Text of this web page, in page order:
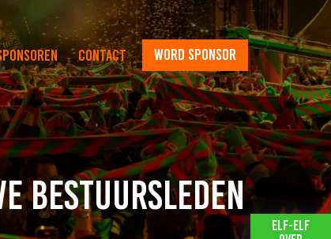
Contact word sponsor
bestuursleden
Elf-elf